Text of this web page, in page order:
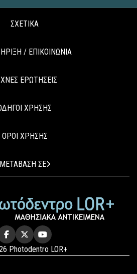
ΣΧΕΤΙΚΑ
/ ΕΠΙΚΟΙΝΩΝΙΑ
ΕΡΩΤΗΣΕΙΣ
ΧΡΗΣΗΣ
ΟΡΟΙ ΧΡΗΣΗΣ
ΜΕΤΑΒΑΣΗ ΣΕ
Photodentro LOR+